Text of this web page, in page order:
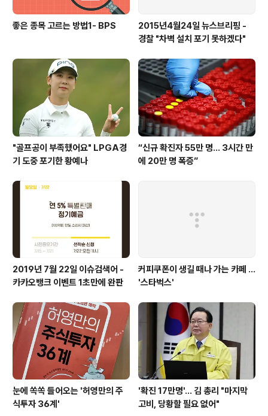
좋은 종목 고르는 방법1- BPS
2015년4월24일 뉴스브리핑 -
경찰 "차벽 설치 포기 못하겠다"
"골프공이 부족했어요" LPGA경
기 도중 포기한 황예나
“신규 확진자 55만 명… 3시간 만
에 20만 명 폭증”
2019년 7월 22일 이슈검색어 -
카카오뱅크 이벤트 1초만에 완판
커피쿠폰이 생길 때나 가는 카페 ...
'스타벅스'
눈에 쏙쏙 들어오는 '허영만의 주
식투자 36계'
'확진 17만명'... 김 총리 "마지막
고비, 당황할 필요 없어"